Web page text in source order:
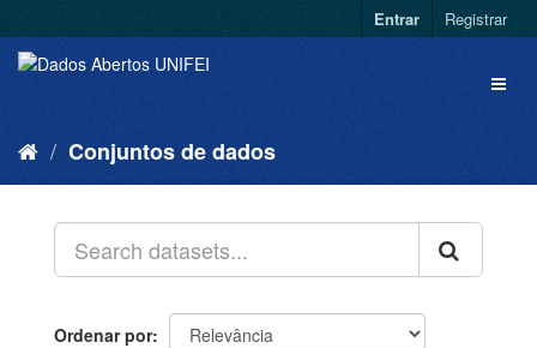
Entrar Registrar
Conjuntos de dados
Ordenar por